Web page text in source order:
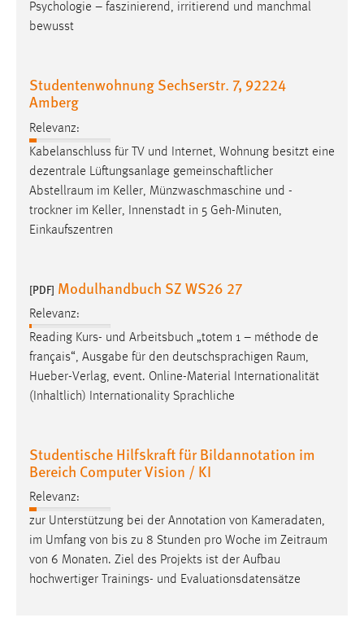
Psychologie – faszinierend, irritierend und manchmal
bewusst
Studentenwohnung Sechserstr. 7, 92224
Amberg
Relevanz:
Kabelanschluss für TV und Internet, Wohnung besitzt eine
dezentrale Lüftungsanlage gemeinschaftlicher
Abstellraum im Keller, Münzwaschmaschine und -
trockner im Keller, Innenstadt in 5 Geh-Minuten,
Einkaufszentren
[PDF] Modulhandbuch SZ WS26 27
Relevanz:
Reading Kurs- und Arbeitsbuch „totem 1 – méthode de
français“, Ausgabe für den deutschsprachigen Raum,
Hueber-Verlag, event. Online-Material Internationalität
(Inhaltlich) Internationality Sprachliche
Studentische Hilfskraft für Bildannotation im
Bereich Computer Vision / KI
Relevanz:
zur Unterstützung bei der Annotation von Kameradaten,
im Umfang von bis zu 8 Stunden pro Woche im Zeitraum
von 6 Monaten. Ziel des Projekts ist der Aufbau
hochwertiger Trainings- und Evaluationsdatensätze